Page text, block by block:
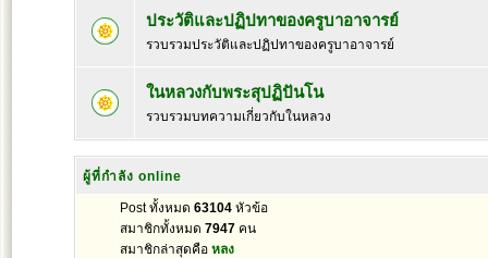
ประวัติและปฏิปทาของครูบาอาจารย์
รวบรวมประวัติและปฏิปทาของครูบาอาจารย์
ในหลวงกับพระสุปฏิปันโน
รวบรวมบทความเกี่ยวกับในหลวง
ผู้ที่กำลัง online
Post ทั้งหมด 63104 หัวข้อ
สมาชิกทั้งหมด 7947 คน
สมาชิกล่าสุดคือ หลง